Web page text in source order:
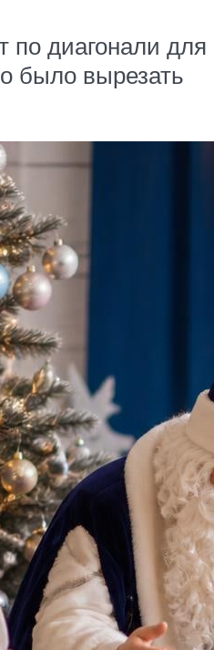
по диагонали для
было вырезать